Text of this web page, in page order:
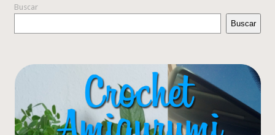
Buscar
Buscar